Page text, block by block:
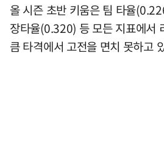
올 시즌 초반 키움은 팀 타율
장타율(0.320) 등 모든 지표에서
큼 타격에서 고전을 면치 못하고